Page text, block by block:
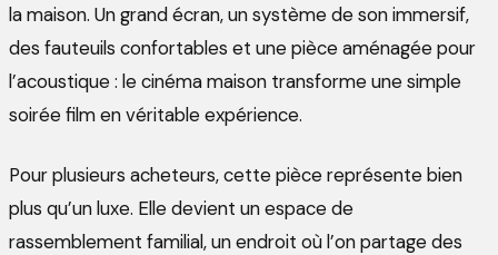
la maison. Un grand écran, un système de son immersif,
des fauteuils confortables et une pièce aménagée pour
l’acoustique : le cinéma maison transforme une simple
soirée film en véritable expérience.
Pour plusieurs acheteurs, cette pièce représente bien
plus qu’un luxe. Elle devient un espace de
rassemblement familial, un endroit où l’on partage des